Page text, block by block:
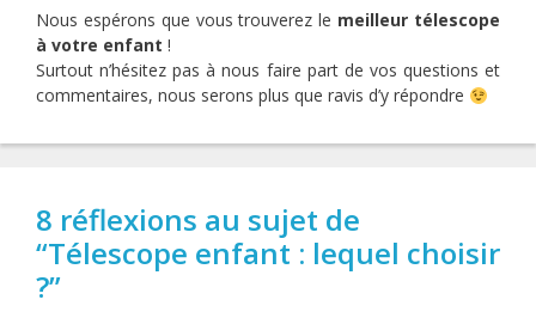
Nous espérons que vous trouverez le meilleur télescope
à votre enfant !
Surtout n’hésitez pas à nous faire part de vos questions et
commentaires, nous serons plus que ravis d’y répondre
8 réflexions au sujet de
“Télescope enfant : lequel choisir
?”